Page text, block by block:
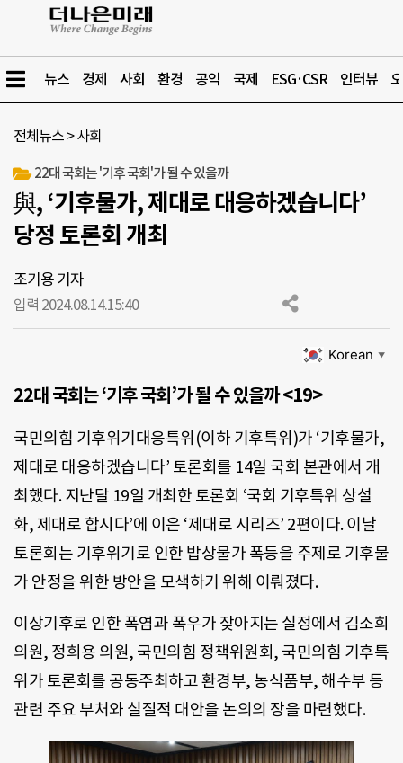
뉴스 경제 사회 환경 공익 국제 ESG·CSR 인터뷰
전체뉴스 >사회
22대 국회는 '기후 국회'가 될 수 있을까
與, ‘기후물가, 제대로 대응하겠습니다’
당정 토론회 개최
조기용 기자
입력 2024.08.14.15:40
Korean ▼
22대 국회는 ‘기후 국회’가 될 수 있을까 <19>
국민의힘 기후위기대응특위(이하 기후특위)가 ‘기후물가,
제대로 대응하겠습니다’ 토론회를 14일 국회 본관에서 개
최했다. 지난달 19일 개최한 토론회 ‘국회 기후특위 상설
화, 제대로 합시다’에 이은 ‘제대로 시리즈’ 2편이다. 이날
토론회는 기후위기로 인한 밥상물가 폭등을 주제로 기후물
가 안정을 위한 방안을 모색하기 위해 이뤄졌다.
이상기후로 인한 폭염과 폭우가 잦아지는 실정에서 김소희
의원, 정희용 의원, 국민의힘 정책위원회, 국민의힘 기후특
위가 토론회를 공동주최하고 환경부, 농식품부, 해수부 등
관련 주요 부처와 실질적 대안을 논의의 장을 마련했다.